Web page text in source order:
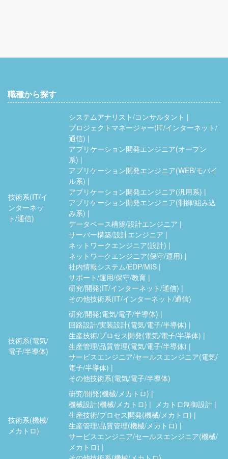
職種から探す
技術系(IT/イ
ンターネッ
ト/通信)
システムアナリスト/コンサルタント
プロジェクトマネージャー(IT/インターネット/
通信)
アプリケーション開発エンジニア(オープン
系)
アプリケーション開発エンジニア(WEB/モバイ
ル系)
アプリケーション開発エンジニア(汎用系)
アプリケーション開発エンジニア(制御/組み込
み系)
データベース構築/設計エンジニア
サーバー構築/設計エンジニア
ネットワークエンジニア(設計)
ネットワークエンジニア(保守/運用)
社内情報システム/EDP/MIS
サポート/運用/保守/教育
研究/開発(IT/インターネット/通信)
その他技術系(IT/インターネット/通信)
技術系(電気/
電子/半導体)
研究/開発(電気/電子/半導体)
回路設計/実装設計(電気/電子/半導体)
生産技術/プロセス開発(電気/電子/半導体)
生産管理/品質管理(電気/電子/半導体)
サービスエンジニア/セールスエンジニア(電気/
電子/半導体)
その他技術系(電気/電子/半導体)
技術系(機械/
メカトロ)
研究/開発(機械/メカトロ)
機械設計(機械/メカトロ)
メカトロ制御設計
生産技術/プロセス開発(機械/メカトロ)
生産管理/品質管理(機械/メカトロ)
サービスエンジニア/セールスエンジニア(機械/
メカトロ)